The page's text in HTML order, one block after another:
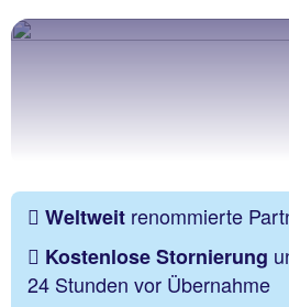
Weltweit renommierte
Kostenlose Stornierung
24 Stunden vor Übernahme